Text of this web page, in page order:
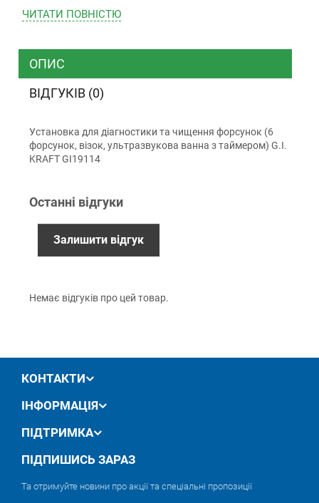
ТК “Justin”
ТК ”УкрПошта”
Готівкою (тільки для Києва)
Накладений платіж (при отриманні)
Безготівковий розрахунок (з ПДВ)
12 місяців офіційної гарантії від виробника
ЧИТАТИ ПОВНIСТЮ
ОПИС
ВІДГУКІВ (0)
Установка для діагностики та чищення форсунок (6
форсунок, візок, ультразвукова ванна з таймером) G.I.
KRAFT GI19114
Останні відгуки
Залишити відгук
Немає відгуків про цей товар.
КОНТАКТИ
ІНФОРМАЦІЯ
ПІДТРИМКА
ПІДПИШИСЬ ЗАРАЗ
Та отримуйте новини про акції та спеціальні пропозиції